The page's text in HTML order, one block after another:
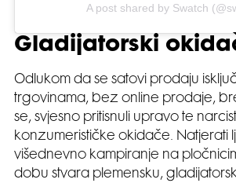
A post shared by Swatch
Gladijatorski
Odlukom da se satovi prodaju
trgovinama, bez online prodaje,
se, svjesno pritisnuli upravo te
konzumerističke okidače. Natjerati
višednevno kampiranje na
dobu stvara plemensku,